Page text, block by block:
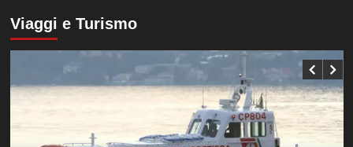
Practice
su
Taddeucci
bronzo
knockout
agli
fondo,
Viaggi e Turismo